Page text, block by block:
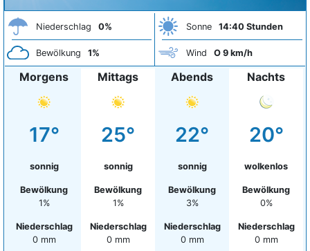
Niederschlag 0%
Bewölkung 1%
Sonne 14:40 Stunden
Wind O 9 km/h
Morgens
17°
sonnig
Bewölkung
1%
Niederschlag
0 mm
Mittags
25°
sonnig
Bewölkung
1%
Niederschlag
0 mm
Abends
22°
sonnig
Bewölkung
3%
Niederschlag
0 mm
Nachts
20°
wolkenlos
Bewölkung
0%
Niederschlag
0 mm